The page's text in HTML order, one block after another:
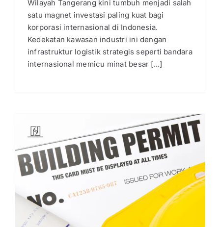
Wilayah Tangerang kini tumbuh menjadi salah
satu magnet investasi paling kuat bagi
korporasi internasional di Indonesia.
Kedekatan kawasan industri ini dengan
infrastruktur logistik strategis seperti bandara
internasional memicu minat besar [...]